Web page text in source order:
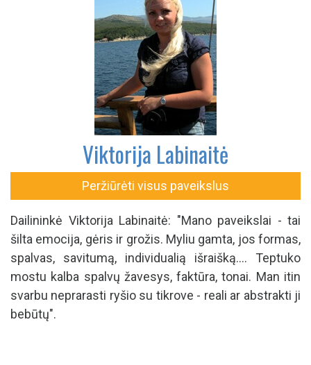
Viktorija Labinaitė
Peržiūrėti visus paveikslus
Dailininkė Viktorija Labinaitė: "Mano paveikslai - tai
šilta emocija, gėris ir grožis. Myliu gamta, jos formas,
spalvas, savitumą, individualią išraišką.... Teptuko
mostu kalba spalvų žavesys, faktūra, tonai. Man itin
svarbu neprarasti ryšio su tikrove - reali ar abstrakti ji
bebūtų".